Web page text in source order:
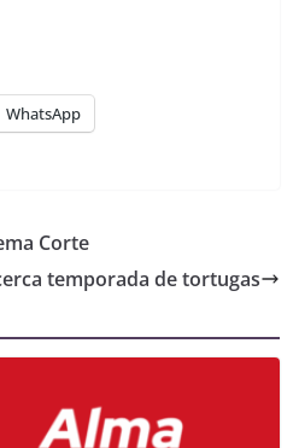
WhatsApp
Corte
temporada de tortugas